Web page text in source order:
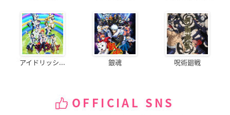
アイドリッシ... 銀魂 呪術廻戦
OFFICIAL SNS